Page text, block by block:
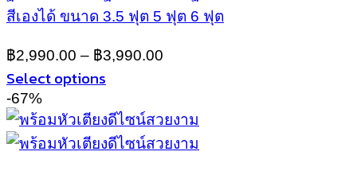
options
be
chosen
on
the
product
page
สีเองได้ ขนาด 3.5 ฟุต 5 ฟุต 6 ฟุต
฿2,990.00 – ฿3,990.00
Select options
This
product
has
multiple
-67%